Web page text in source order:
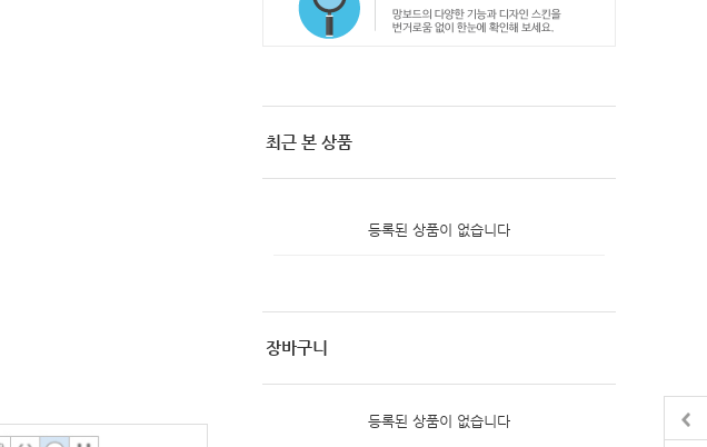
최근 본 상품
등록된 상품이 없습니다
장바구니
등록된 상품이 없습니다